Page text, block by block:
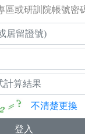
區或研訓院帳號密
不清楚更換